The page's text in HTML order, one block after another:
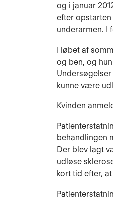
og i januar
efter
underarmen. I
I løbet af
og ben, og
kunne være
Kvinden
behandlingen
Der blev lagt
udløse
kort tid efter,